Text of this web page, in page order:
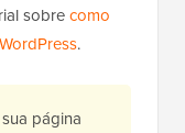
sobrecomo
.
página